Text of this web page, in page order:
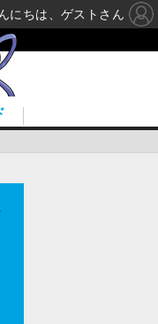
にちは、ゲストさん